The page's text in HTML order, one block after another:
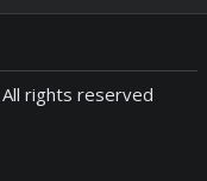
rights reserved